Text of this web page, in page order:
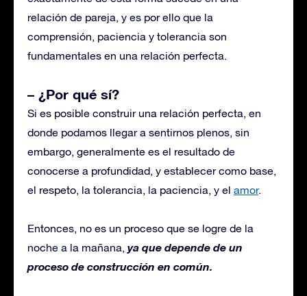
relación de pareja, y es por ello que la
comprensión, paciencia y tolerancia son
fundamentales en una relación perfecta.
– ¿Por qué sí?
Si es posible construir una relación perfecta, en
donde podamos llegar a sentirnos plenos, sin
embargo, generalmente es el resultado de
conocerse a profundidad, y establecer como base,
el respeto, la tolerancia, la paciencia, y el amor.
Entonces, no es un proceso que se logre de la
noche a la mañana, ya que depende de un
proceso de construcción en común.